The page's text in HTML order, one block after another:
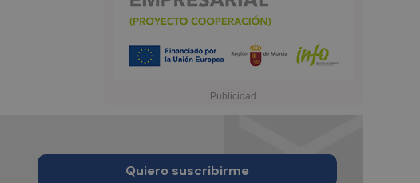
Quiero suscribirme